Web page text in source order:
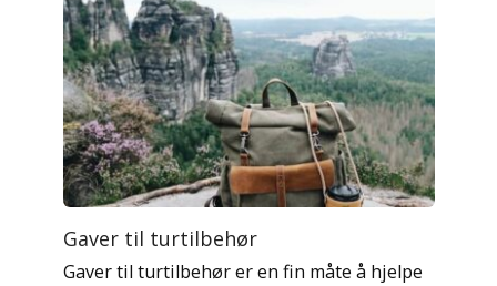
Gaver til turtilbehør
Gaver til turtilbehør er en fin måte å hjelpe